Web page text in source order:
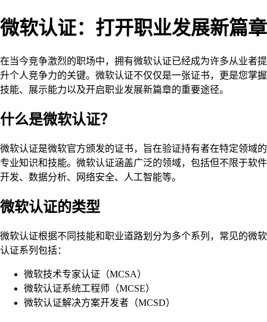
微软认证：打开职业发展新篇章
在当今竞争激烈的职场中，拥有微软认证已经成为许多从业者提
升个人竞争力的关键。微软认证不仅仅是一张证书，更是您掌握
技能、展示能力以及开启职业发展新篇章的重要途径。
什么是微软认证？
微软认证是微软官方颁发的证书，旨在验证持有者在特定领域的
专业知识和技能。微软认证涵盖广泛的领域，包括但不限于软件
开发、数据分析、网络安全、人工智能等。
微软认证的类型
微软认证根据不同技能和职业道路划分为多个系列，常见的微软
认证系列包括：
微软技术专家认证（MCSA）
微软认证系统工程师（MCSE）
微软认证解决方案开发者（MCSD）